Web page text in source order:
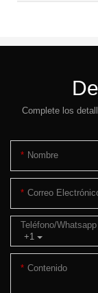
Complete los
Nombre
Correo
+1
Teléfono/whatsapp
Contenido